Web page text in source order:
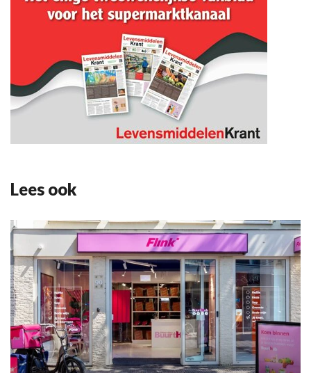
Lees ook